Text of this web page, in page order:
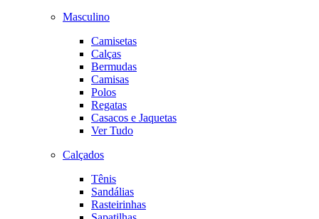
Masculino
Camisetas
Calças
Bermudas
Camisas
Polos
Regatas
Casacos e Jaquetas
Ver Tudo
Calçados
Tênis
Sandálias
Rasteirinhas